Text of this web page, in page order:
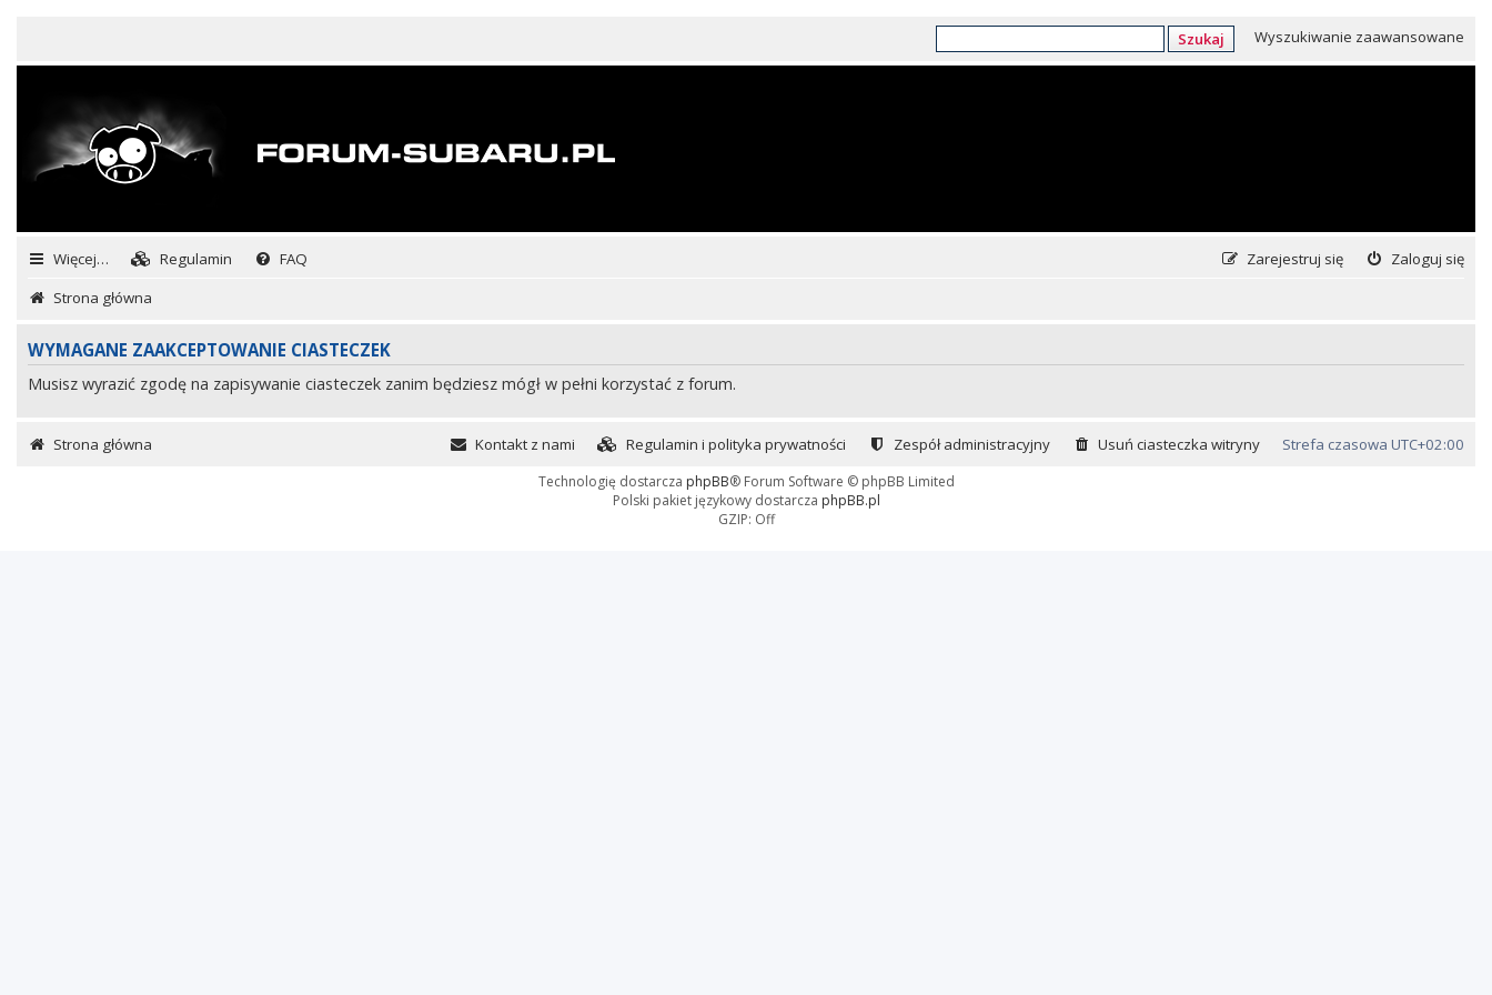
Szukaj Wyszukiwanie zaawansowane
Więcej… Regulamin FAQ Zaloguj się
Zarejestruj się
Strona główna
WYMAGANE ZAAKCEPTOWANIE CIASTECZEK
Musisz wyrazić zgodę na zapisywanie ciasteczek zanim będziesz mógł w pełni korzystać z forum.
Strona główna Strefa czasowa UTC+02:00
Usuń ciasteczka witryny
Zespół administracyjny
Regulamin i polityka prywatności
Kontakt z nami
Technologię dostarcza phpBB® Forum Software © phpBB Limited
Polski pakiet językowy dostarcza phpBB.pl
GZIP: Off